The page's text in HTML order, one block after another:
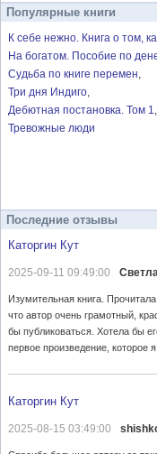
Популярные книги
К себе нежно. Книга о том,
На богатом. Пособие по
Судьба по книге перемен
Три дня Индиго
Дебютная постановка. Том 1
Тревожные люди
Последние отзывы
Каторгин Кут
2025-09-11 09:49:00
Изумительная книга.
что автор очень грамотный,
бы публиковаться. Хотела бы
первое произведение, которое
Каторгин Кут
2025-08-15 03:49:00